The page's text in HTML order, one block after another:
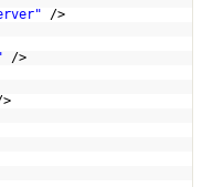
/>
/>